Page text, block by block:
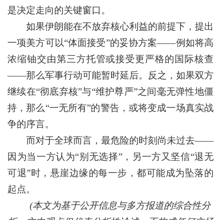
是决定走向的关键窗口。
如果伊朗能在不放弃核心利益的前提下，提出
一项美方可以“体面接受”的妥协方案——例如将高
浓缩铀交由第三方托管或接受更严格的国际核查
——那么军事行动可能暂时延后。反之，如果双方
继续在“彻底弃核”与“维护尊严”之间毫无弹性地僵
持，那么“一无所有”的警告，或将变成一场真实战
争的序言。
而对于全球而言，最危险的时刻尚未过去——
因为当一方认为“别无选择”，另一方又坚信“退无
可退”时，悬崖边缘的每一步，都可能成为坠落的
起点。
(本文为基于公开信息与多方报道的综合性分